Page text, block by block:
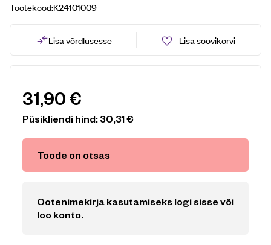
Tootekood:K24101009
Lisa võrdlusesse Lisa soovikorvi
31,90€
Püsikliendi hind:30,31€
Toode on otsas
Ootenimekirja kasutamiseks logi sisse või
loo konto.